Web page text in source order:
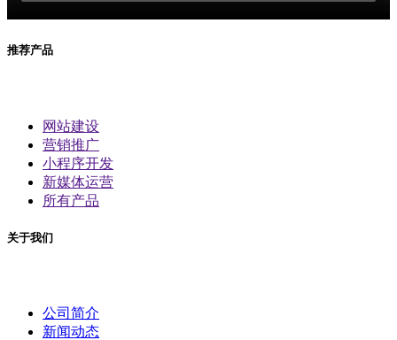
推荐产品
网站建设
营销推广
小程序开发
新媒体运营
所有产品
关于我们
公司简介
新闻动态